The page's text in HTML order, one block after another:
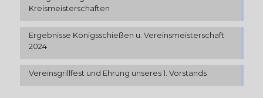
Kreismeisterschaften
Ergebnisse Königsschießen u. Vereinsmeisterschaft
2024
Vereinsgrillfest und Ehrung unseres 1. Vorstands